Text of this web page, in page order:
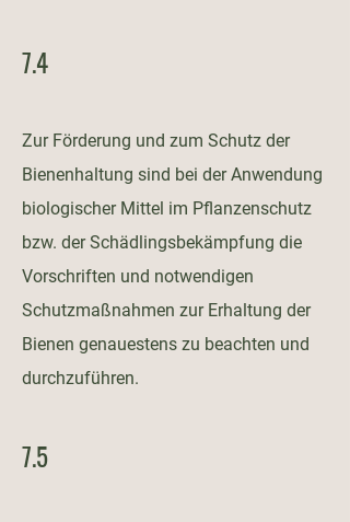
7.4
Zur Förderung und zum Schutz der
Bienenhaltung sind bei der Anwendung
biologischer Mittel im Pflanzenschutz
bzw. der Schädlingsbekämpfung die
Vorschriften und notwendigen
Schutzmaßnahmen zur Erhaltung der
Bienen genauestens zu beachten und
durchzuführen.
7.5